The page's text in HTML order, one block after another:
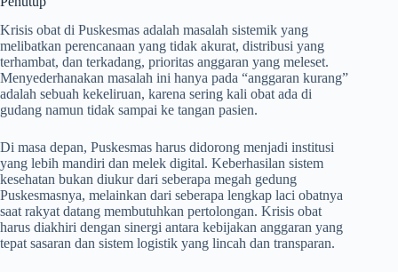
Krisis obat di Puskesmas adalah masalah sistemik yang
melibatkan perencanaan yang tidak akurat, distribusi yang
terhambat, dan terkadang, prioritas anggaran yang meleset.
Menyederhanakan masalah ini hanya pada “anggaran kurang”
adalah sebuah kekeliruan, karena sering kali obat ada di
gudang namun tidak sampai ke tangan pasien.
Di masa depan, Puskesmas harus didorong menjadi institusi
yang lebih mandiri dan melek digital. Keberhasilan sistem
kesehatan bukan diukur dari seberapa megah gedung
Puskesmasnya, melainkan dari seberapa lengkap laci obatnya
saat rakyat datang membutuhkan pertolongan. Krisis obat
harus diakhiri dengan sinergi antara kebijakan anggaran yang
tepat sasaran dan sistem logistik yang lincah dan transparan.